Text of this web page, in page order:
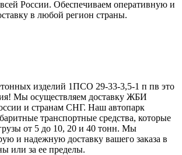
России. Обеспечиваем оперативную и
в любой регион страны.
изделий 1ПСО 29-33-3,5-1 п пв это
Мы осуществляем доставку ЖБИ
и странам СНГ. Наш автопарк
транспортные средства, которые
от 5 до 10, 20 и 40 тонн. Мы
и надежную доставку вашего заказа в
или за ее пределы.